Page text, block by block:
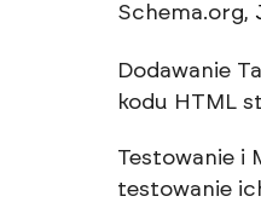
Schema.org,
Dodawanie
kodu HTML
Testowanie i
testowanie